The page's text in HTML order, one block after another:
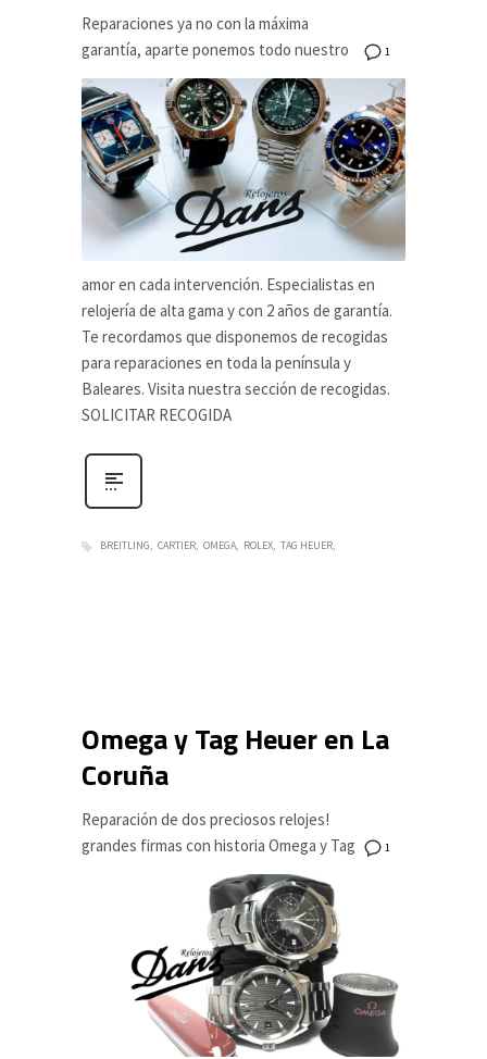
1
Reparaciones ya no con la máxima
garantía, aparte ponemos todo nuestro
amor en cada intervención. Especialistas en
relojería de alta gama y con 2 años de garantía.
Te recordamos que disponemos de recogidas
para reparaciones en toda la península y
Baleares. Visita nuestra sección de recogidas.
SOLICITAR RECOGIDA
BREITLING CARTIER OMEGA ROLEX TAG HEUER
Omega y Tag Heuer en La
Coruña
1
Reparación de dos preciosos relojes!
grandes firmas con historia Omega y Tag